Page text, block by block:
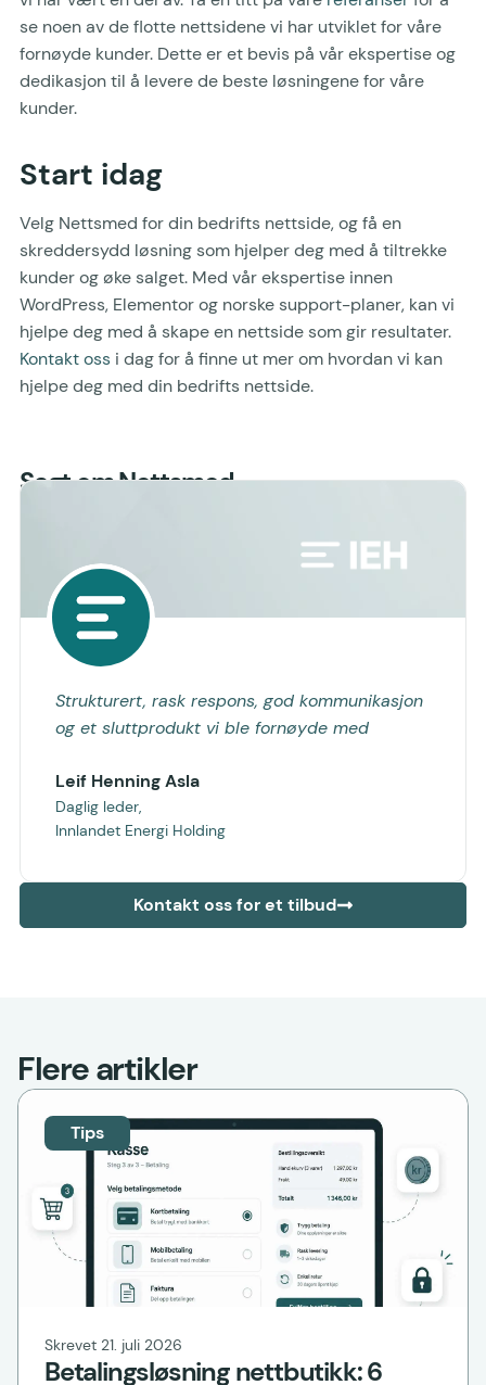
se noen av de flotte nettsidene vi har utviklet for våre
fornøyde kunder. Dette er et bevis på vår ekspertise og
dedikasjon til å levere de beste løsningene for våre
kunder.
Start idag
Velg Nettsmed for din bedrifts nettside, og få en
skreddersydd løsning som hjelper deg med å tiltrekke
kunder og øke salget. Med vår ekspertise innen
WordPress, Elementor og norske support-planer, kan vi
hjelpe deg med å skape en nettside som gir resultater.
Kontakt oss i dag for å finne ut mer om hvordan vi kan
hjelpe deg med din bedrifts nettside.
Sagt om Nettsmed
Strukturert, rask respons, god kommunikasjon
og et sluttprodukt vi ble fornøyde med
Leif Henning Asla
Daglig leder,
Innlandet Energi Holding
Kontakt oss for et tilbud
Flere artikler
Tips
Skrevet 21. juli 2026
Betalingsløsning nettbutikk: 6